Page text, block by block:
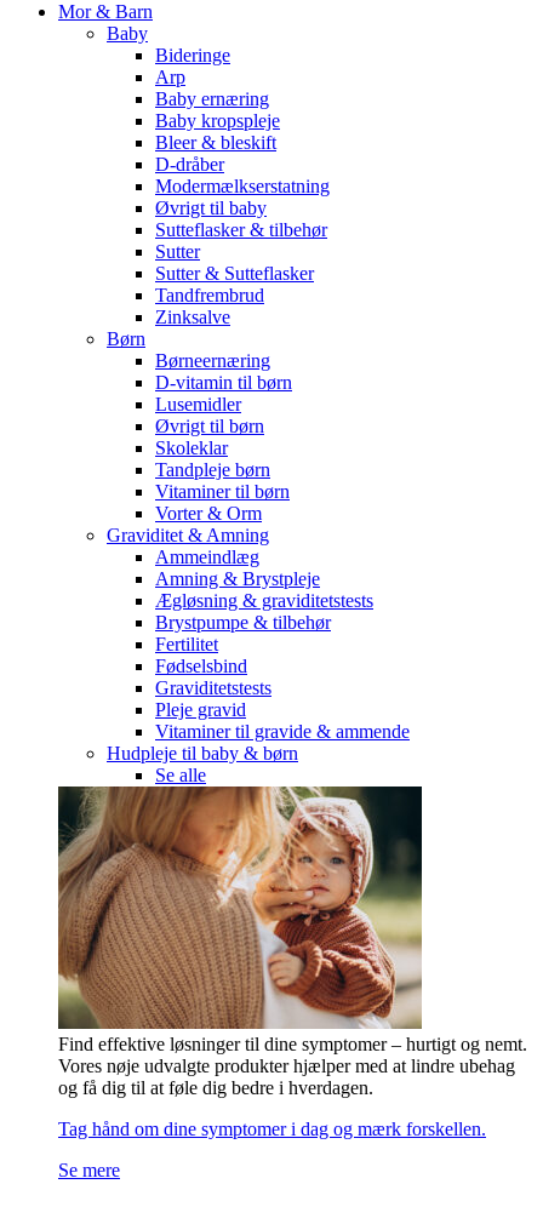
Mor & Barn
Baby
Bideringe
Arp
Baby ernæring
Baby kropspleje
Bleer & bleskift
D-dråber
Modermælkserstatning
Øvrigt til baby
Sutteflasker & tilbehør
Sutter
Sutter & Sutteflasker
Tandfrembrud
Zinksalve
Børn
Børneernæring
D-vitamin til børn
Lusemidler
Øvrigt til børn
Skoleklar
Tandpleje børn
Vitaminer til børn
Vorter & Orm
Graviditet & Amning
Ammeindlæg
Amning & Brystpleje
Ægløsning & graviditetstests
Brystpumpe & tilbehør
Fertilitet
Fødselsbind
Graviditetstests
Pleje gravid
Vitaminer til gravide & ammende
Hudpleje til baby & børn
Se alle
Find effektive løsninger til dine symptomer – hurtigt og nemt.
Vores nøje udvalgte produkter hjælper med at lindre ubehag
og få dig til at føle dig bedre i hverdagen.
Tag hånd om dine symptomer i dag og mærk forskellen.
Se mere